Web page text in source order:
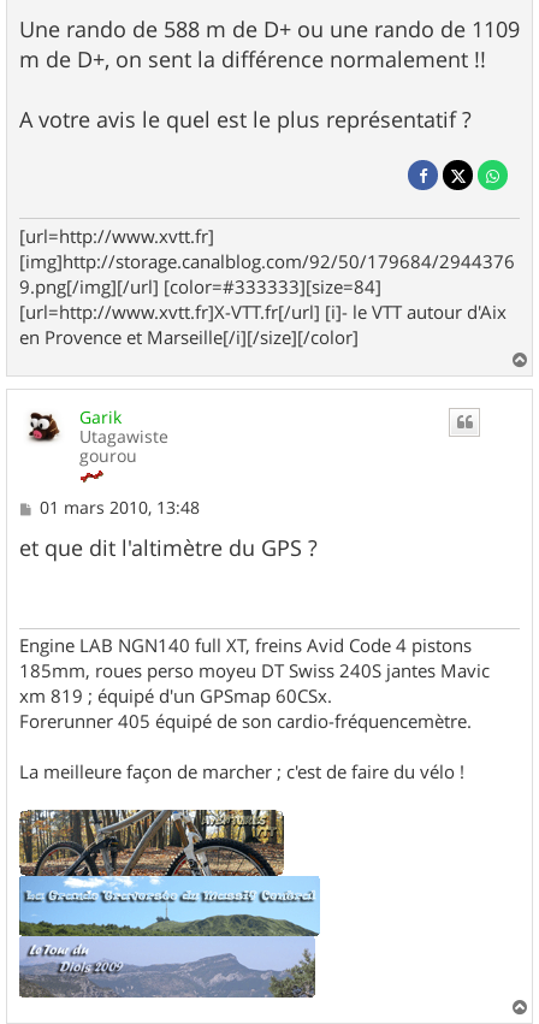
Une rando de 588 m de D+ ou une rando de 1109
m de D+, on sent la différence normalement !!
A votre avis le quel est le plus représentatif ?
[url=http://www.xvtt.fr]
[img]http://storage.canalblog.com/92/50/179684/2944376
9.png[/img][/url] [color=#333333][size=84]
[url=http://www.xvtt.fr]X-VTT.fr[/url] [i]- le VTT autour d'Aix
en Provence et Marseille[/i][/size][/color]
a
u
Garik
Utagawiste
gourou
M
s
s
01 mars 2010, 13:48
et que dit l'altimètre du GPS ?
Engine LAB NGN140 full XT, freins Avid Code 4 pistons
185mm, roues perso moyeu DT Swiss 240S jantes Mavic
xm 819 ; équipé d'un GPSmap 60CSx.
Forerunner 405 équipé de son cardio-fréquencemètre.
La meilleure façon de marcher ; c'est de faire du vélo !